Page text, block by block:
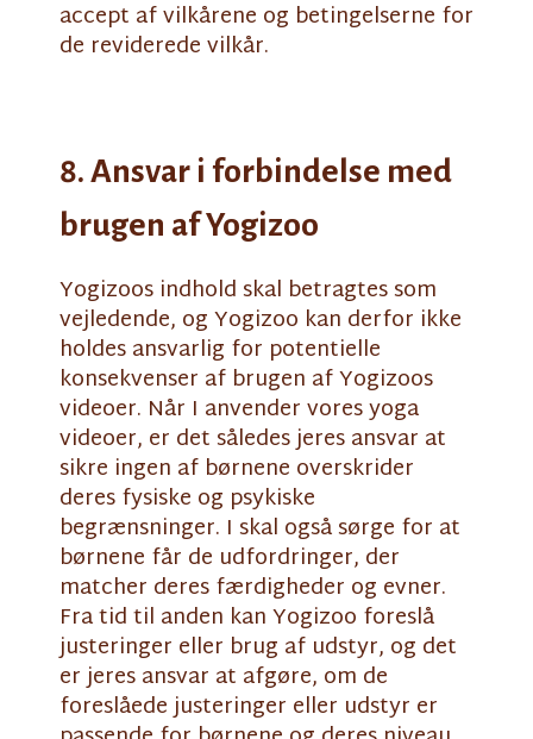
accept af vilkårene og betingelserne for
de reviderede vilkår.
8. Ansvar i forbindelse med
brugen af Yogizoo
Yogizoos indhold skal betragtes som
vejledende, og Yogizoo kan derfor ikke
holdes ansvarlig for potentielle
konsekvenser af brugen af Yogizoos
videoer. Når I anvender vores yoga
videoer, er det således jeres ansvar at
sikre ingen af børnene overskrider
deres fysiske og psykiske
begrænsninger. I skal også sørge for at
børnene får de udfordringer, der
matcher deres færdigheder og evner.
Fra tid til anden kan Yogizoo foreslå
justeringer eller brug af udstyr, og det
er jeres ansvar at afgøre, om de
foreslåede justeringer eller udstyr er